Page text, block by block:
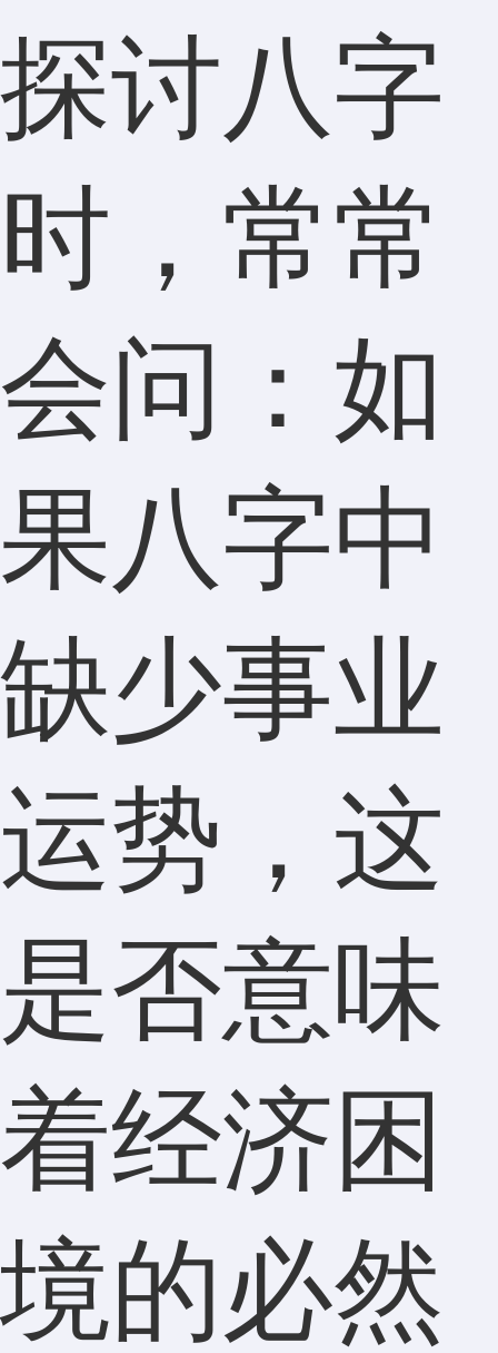
探讨八字
时，常常
会问：如
果八字中
缺少事业
运势，这
是否意味
着经济困
境的必然